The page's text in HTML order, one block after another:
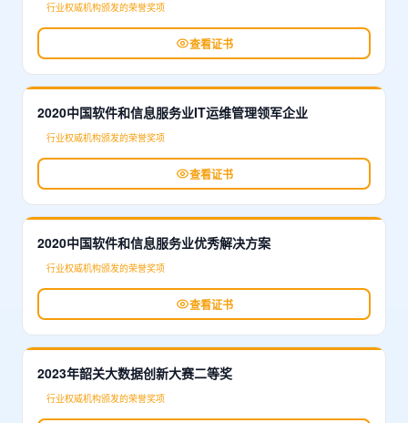
行业权威机构颁发的荣誉奖项
查看证书
2020中国软件和信息服务业IT运维管理领军企业
行业权威机构颁发的荣誉奖项
查看证书
2020中国软件和信息服务业优秀解决方案
行业权威机构颁发的荣誉奖项
查看证书
2023年韶关大数据创新大赛二等奖
行业权威机构颁发的荣誉奖项